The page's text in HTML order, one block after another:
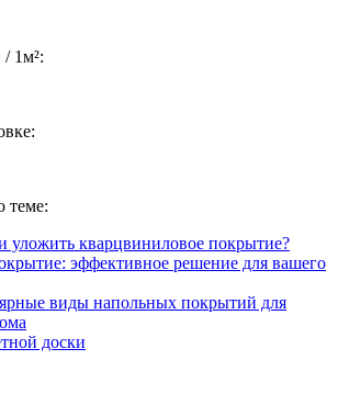
1м²:
теме:
уложить кварцвиниловое покрытие?
эффективное решение для вашего
виды напольных покрытий для
доски